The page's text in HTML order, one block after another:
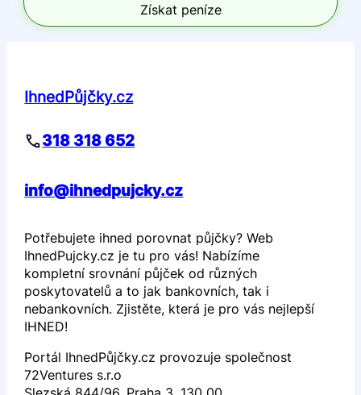
Získat peníze
IhnedPůjčky.cz
318 318 652
info@ihnedpujcky.cz
Potřebujete ihned porovnat půjčky? Web
IhnedPujcky.cz je tu pro vás! Nabízíme
kompletní srovnání půjček od různých
poskytovatelů a to jak bankovních, tak i
nebankovních. Zjistěte, která je pro vás nejlepší
IHNED!
Portál IhnedPůjčky.cz provozuje společnost
72Ventures s.r.o